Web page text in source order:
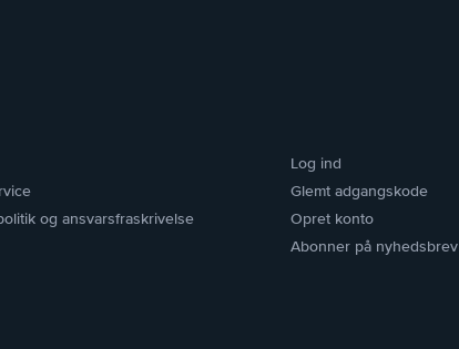
og ansvarsfraskrivelse
Log ind
Glemt adgangskode
Opret konto
Abonner på nyhedsbrev